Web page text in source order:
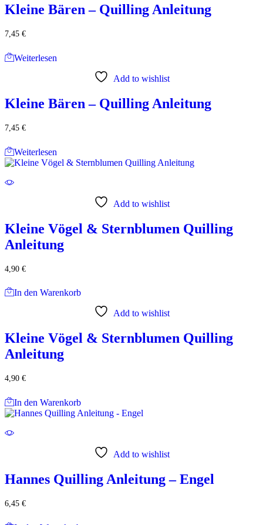
Kleine Bären – Quilling Anleitung
7,45 €
Weiterlesen
Add to wishlist
Kleine Bären – Quilling Anleitung
7,45 €
Weiterlesen
Add to wishlist
Kleine Vögel & Sternblumen Quilling
Anleitung
4,90 €
In den Warenkorb
Add to wishlist
Kleine Vögel & Sternblumen Quilling
Anleitung
4,90 €
In den Warenkorb
Add to wishlist
Hannes Quilling Anleitung – Engel
6,45 €